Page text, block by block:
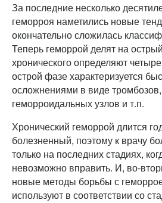
За последние несколько
геморроя наметились новые
окончательно сложилась
Теперь геморрой делят на
хронического определяют
острой фазе характеризуется
осложнениями в виде
геморроидальных узлов и т.п.
Хронический геморрой длится
болезненный, поэтому к врачу
только на последних стадиях,
невозможно вправить. И, во-
новые методы борьбы с
используют в соответствии со